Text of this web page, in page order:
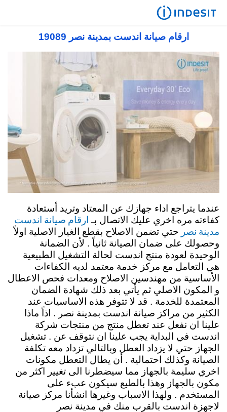
ارقام صيانة اندست بمدينة نصر 19089
عندما يتراجع اداء جهازك عن المعتاد وتريد أستعادة
كفاءته مره اخري عليك الاتصال بـ ارقام صيانة اندست
مدينة نصر حتي تضمن الاصلاح بقطع الغيار الاصلية اولاً
وحصولك على ضمان الصيانة ثانياً . لأن الضمانة
الوحيدة لعودة منتج اندست لحالة التشغيل الطبيعية
هي التعامل مع مركز خدمة معتمد لديه الكفاءات
الأساسية من مهندسين الاصلاح ومعدات فحص الاعطال
و المكون الاصلي ثم يأتي بعد ذلك شهادة الضمان
المعتمدة للخدمة . قد لا تتوفر هذه الاساسيات عند
الكثير من مراكز صيانة اندست بمدينة نصر . اذاً ماذا
علينا ان نفعل عند تعطل منتج من منتجات شركة
اندست في البداية يجب علينا ان نتوقف عن . تشغيل
الجهاز حتي لا يزداد العطل وبالتالي تزداد معه تكلفة
الصيانة وكذلك احتمالية . أن يطال التعطل مكونات
اخري سليمة بالجهاز مما سيضطرنا الى تغيير اكثر من
مكون بالجهاز وهذا بالطبع سيكون عبء على
المستخدم . ولهذا الاسباب وغيرها انشأنا مركز صيانة
لاجهزة اندست بالقرب منك في مدينة نصر
اندست توكيل معتمد